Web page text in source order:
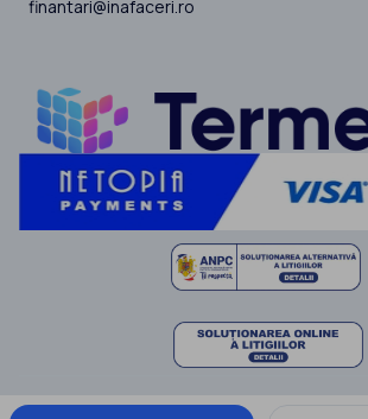
finantari@inafaceri.ro